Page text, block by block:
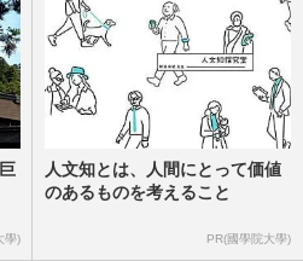
學)
人文知とは、人間にとって価値
のあるものを考えること
PR(國學院大學)